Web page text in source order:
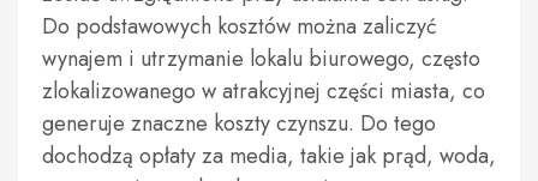
Do podstawowych kosztów można zaliczyć
wynajem i utrzymanie lokalu biurowego, często
zlokalizowanego w atrakcyjnej części miasta, co
generuje znaczne koszty czynszu. Do tego
dochodzą opłaty za media, takie jak prąd, woda,